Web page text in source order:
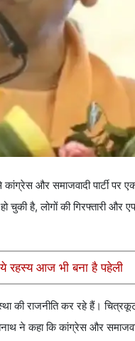
और समाजवादी पार्टी पर एक
है, लोगों की गिरफ्तारी
रहस्य आज भी बना है पहेली
की राजनीति कर रहे हैं।
ने कहा कि कांग्रेस और